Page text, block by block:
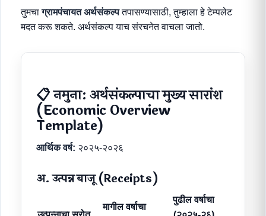
तुमचाग्रामपंचायत अर्थसंकल्पतपासण्यासाठी, तुम्हाला हे टेम्पलेट
मदत करू शकते. अर्थसंकल्प याच संरचनेत वाचला जातो.
📋 नमुना: अर्थसंकल्पाचा मुख्य सारांश
(Economic Overview
Template)
आर्थिक वर्ष: २०२५-२०२६
अ. उत्पन्न बाजू (Receipts)
मागील वर्षाचा
पुढील वर्षाचा